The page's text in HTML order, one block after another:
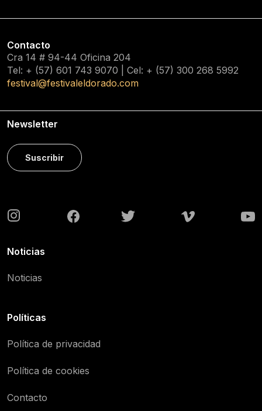
Contacto
Cra 14 # 94-44 Oficina 204
Tel: + (57) 601 743 9070 | Cel: + (57) 300 268 5992
festival@festivaleldorado.com
Newsletter
Suscribir
Noticias
Noticias
Políticas
Política de privacidad
Política de cookies
Contacto